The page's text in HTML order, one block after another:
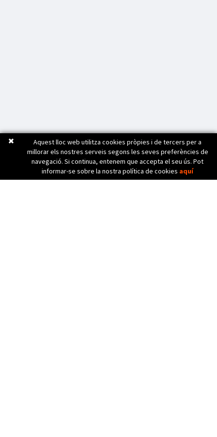
Aquest lloc web utilitza cookies pròpies i de tercers per a
millorar els nostres serveis segons les seves preferències de
navegació. Si continua, entenem que accepta el seu ús. Pot
informar-se sobre la nostra política de cookies aquí